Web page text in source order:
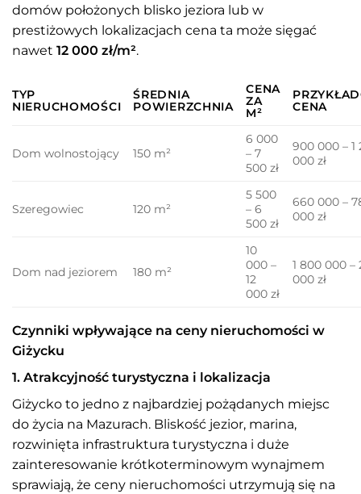
domów położonych blisko jeziora lub w
prestiżowych lokalizacjach cena ta może sięgać
nawet 12 000 zł/m².
TYP
NIERUCHOMOŚCI
ŚREDNIA
POWIERZCHNIA
CENA
ZA
M²
CENA
Dom wolnostojący 150 m²
6 000
– 7
500 zł
900 000 – 1
000 zł
Szeregowiec 120 m²
5 500
– 6
500 zł
660 000 –
000 zł
Dom nad jeziorem 180 m²
10
000 –
12
000 zł
1 800 000 –
000 zł
Czynniki wpływające na ceny nieruchomości w
Giżycku
1. Atrakcyjność turystyczna i lokalizacja
Giżycko to jedno z najbardziej pożądanych miejsc
do życia na Mazurach. Bliskość jezior, marina,
rozwinięta infrastruktura turystyczna i duże
zainteresowanie krótkoterminowym wynajmem
sprawiają, że ceny nieruchomości utrzymują się na